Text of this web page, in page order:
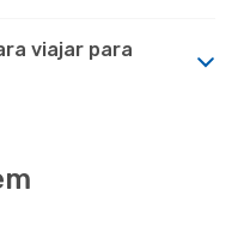
viajar para